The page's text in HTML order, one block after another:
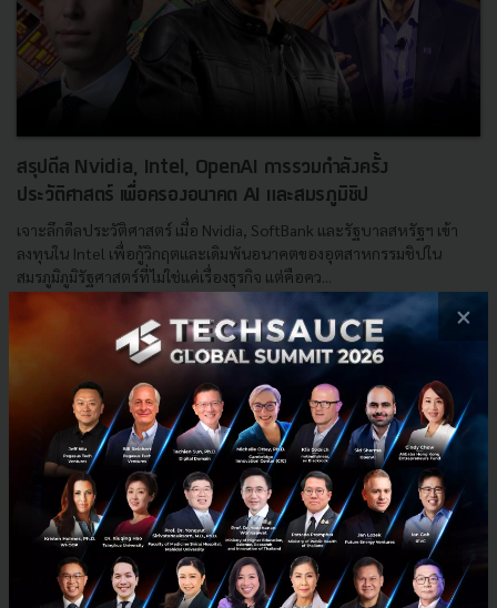
สรุปดีล Nvidia, Intel, OpenAI การรวมกำลังครั้ง
ประวัติศาสตร์ เพื่อครองอนาคต AI และสมรภูมิชิป
เจาะลึกดีลประวัติศาสตร์ เมื่อ Nvidia, SoftBank และรัฐบาลสหรัฐฯ เข้า
ลงทุนใน Intel เพื่อกู้วิกฤตและเดิมพันอนาคตของอุตสาหกรรมชิปใน
สมรภูมิภูมิรัฐศาสตร์ที่ไม่ใช่แค่เรื่องธุรกิจ แต่คือคว...
| ByTechsauce Team
×